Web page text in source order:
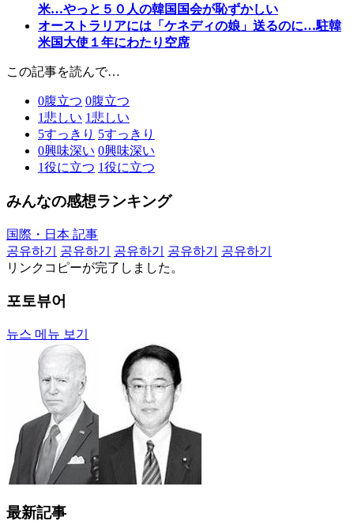
米…やっと５０人の韓国国会が恥ずかしい
オーストラリアには「ケネディの娘」送るのに…駐韓
米国大使１年にわたり空席
この記事を読んで…
0腹立つ 0腹立つ
1悲しい 1悲しい
5すっきり 5すっきり
0興味深い 0興味深い
1役に立つ 1役に立つ
みんなの感想ランキング
国際・日本 記事
공유하기
공유하기 공유하기 공유하기
공유하기
リンクコピーが完了しました。
포토뷰어
뉴스 메뉴 보기
最新記事